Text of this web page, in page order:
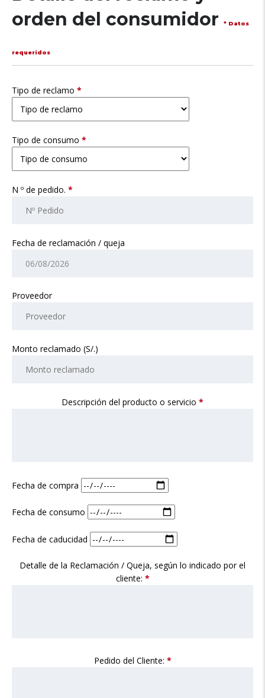
orden del consumidor* Datos
requeridos
Tipo de reclamo*
Tipo de consumo*
N º de pedido.*
Fecha de reclamación / queja
Proveedor
Monto reclamado (S/.)
Descripción del producto o servicio *
Fecha de compra
Fecha de consumo
Fecha de caducidad
Detalle de la Reclamación / Queja, según lo indicado por el
cliente: *
Pedido del Cliente: *